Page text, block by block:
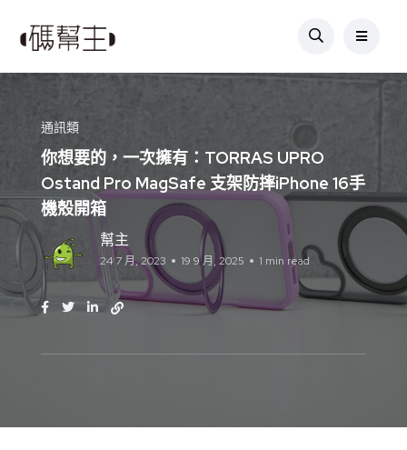
通訊類
你想要的，一次擁有：TORRAS UPRO
Ostand Pro MagSafe 支架防摔iPhone 16手
機殼開箱
幫主
24 7 月, 2023 19 9 月, 2025 1 min read